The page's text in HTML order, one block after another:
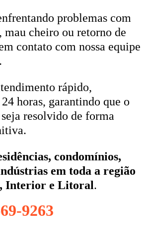
problemas com
mau cheiro ou retorno de
contato com nossa equipe
rápido,
horas, garantindo que o
resolvido de forma
condomínios,
em toda a região
Interior e Litoral.
9263